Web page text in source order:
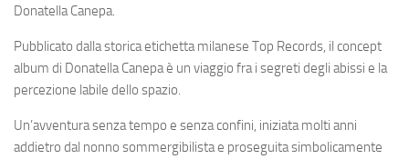
Donatella Canepa.
Pubblicato dalla storica etichetta milanese Top Records, il concept
album di Donatella Canepa è un viaggio fra i segreti degli abissi e la
percezione labile dello spazio.
Un’avventura senza tempo e senza confini, iniziata molti anni
addietro dal nonno sommergibilista e proseguita simbolicamente